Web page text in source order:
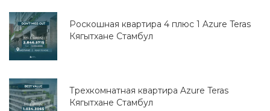
Роскошная квартира 4 плюс 1 Azure Teras
Кягытхане Стамбул
Трехкомнатная квартира Azure Teras
Кягытхане Стамбул